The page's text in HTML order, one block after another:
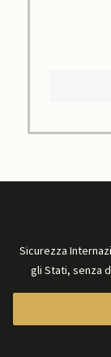
Sicurezza
gli Stati, senza